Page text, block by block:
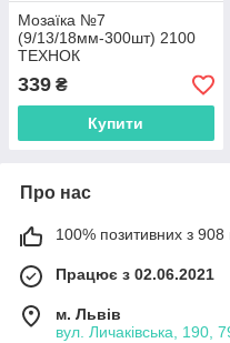
Мозаїка №7
(9/13/18мм-300шт) 2100
ТЕХНОК
339 ₴
Купити
Про нас
100% позитивних з 908
Працює з 02.06.2021
м. Львів
вул. Личаківська, 190,